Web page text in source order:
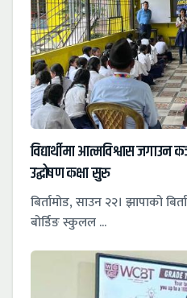
विद्यार्थीमा आत्मविश्वास जगाउन
उद्घोषण कक्षा सुरु
बिर्तामोड, साउन २२। झापाको
बोर्डिङ स्कुलल ...